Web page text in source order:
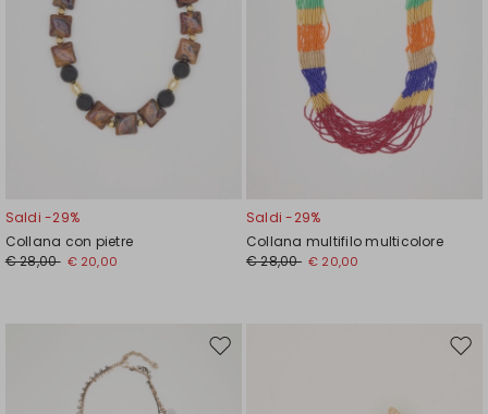
Saldi -29%
Collana con pietre
€ 28,00 € 20,00
Saldi -29%
Collana multifilo multicolore
€ 28,00 € 20,00
Sposta